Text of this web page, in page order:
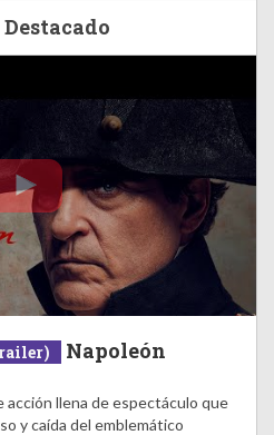
Napoleón
acción llena de espectáculo que
y caída del emblemático